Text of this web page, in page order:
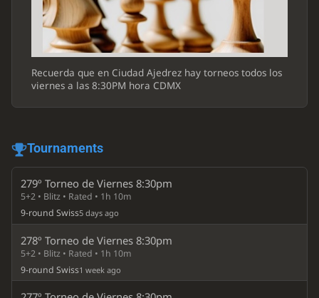
Recuerda que en Ciudad Ajedrez hay torneos todos los
viernes a las 8:30PM hora CDMX
Tournaments
279º Torneo de Viernes 8:30pm
5+2 • Blitz • Rated • 1h 10m
9-round Swiss5 days ago
278º Torneo de Viernes 8:30pm
5+2 • Blitz • Rated • 1h 10m
9-round Swiss1 week ago